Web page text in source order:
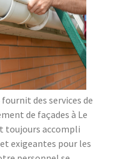
des services de
de façades à Le
toujours accompli
exigeantes pour les